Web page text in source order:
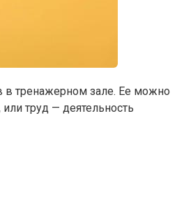
в тренажерном зале. Ее можно
труд — деятельность